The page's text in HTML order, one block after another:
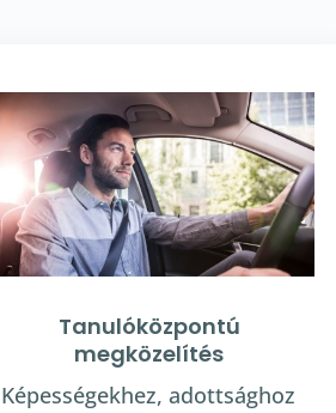
Tanulóközpontú
megközelítés
Képességekhez, adottsághoz